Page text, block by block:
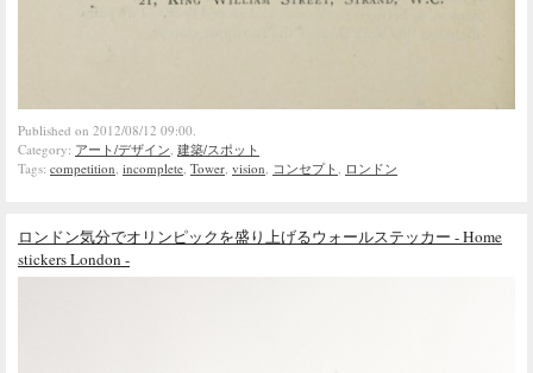
Published on 2012/08/12 09:00.
Category: アート/デザイン 建築/スポット
Tags: competition incomplete Tower vision コンセプト ロンドン
ロンドン気分でオリンピックを盛り上げるウォールステッカー - Home
stickers London -